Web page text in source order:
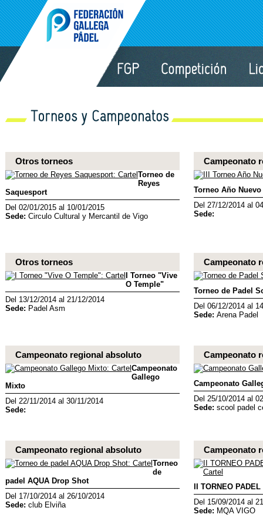
Otros torneos
Torneo de
Reyes
Saquesport
Del 02/01/2015 al 10/01/2015
Sede: Circulo Cultural y Mercantil de Vigo
Campeonato
Torneo Año
Del 27/12/2014 al
Sede:
Otros torneos
I Torneo "Vive
O Temple"
Del 13/12/2014 al 21/12/2014
Sede: Padel Asm
Campeonato
Torneo de Padel
Del 06/12/2014 al
Sede: Arena Padel
Campeonato regional absoluto
Campeonato
Gallego
Mixto
Del 22/11/2014 al 30/11/2014
Sede:
Campeonato
Campeonato
Del 25/10/2014 al
Sede: scool padel
Campeonato regional absoluto
Torneo
de
padel AQUA Drop Shot
Del 17/10/2014 al 26/10/2014
Sede: club Elviña
Campeonato
II TORNEO
Del 15/09/2014 al
Sede: MQA VIGO